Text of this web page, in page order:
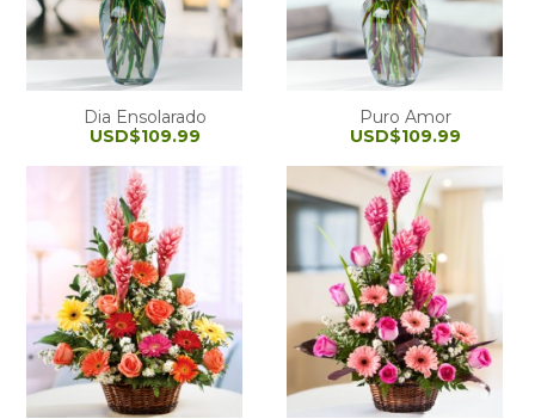
Dia Ensolarado
USD$109.99
Puro Amor
USD$109.99